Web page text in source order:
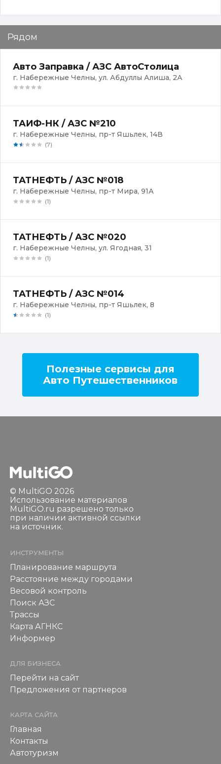
Рядом
Авто Заправка / АЗС АвтоСтолица
г. Набережные Челны, ул. ​Абдуллы Алиша, 2А
ТАИФ-НК / АЗС №210
г. Набережные Челны, пр-т Яшьлек, 14В
(7)
ТАТНЕФТЬ / АЗС №018
г. Набережные Челны, пр-т Мира, 91А
(1)
ТАТНЕФТЬ / АЗС №020
г. Набережные Челны, ул. Ягодная, 31
(1)
ТАТНЕФТЬ / АЗС №014
г. Набережные Челны, пр-т Яшьлек, 8
(1)
Полезные сервисы для
Авто Путешественников
© MultiGO 2026
Использование материалов
MultiGO.ru разрешено только
при наличии активной ссылки
на источник.
ИНСТРУМЕНТЫ
Планирование маршрута
Расстояние между городами
Весовой контроль
Поиск АЗС
Трассы
Карта АГНКС
Информер
ДЛЯ БИЗНЕСА
Перейти на сайт
Предложения от партнеров
КАРТА САЙТА
Главная
Контакты
Автотуризм